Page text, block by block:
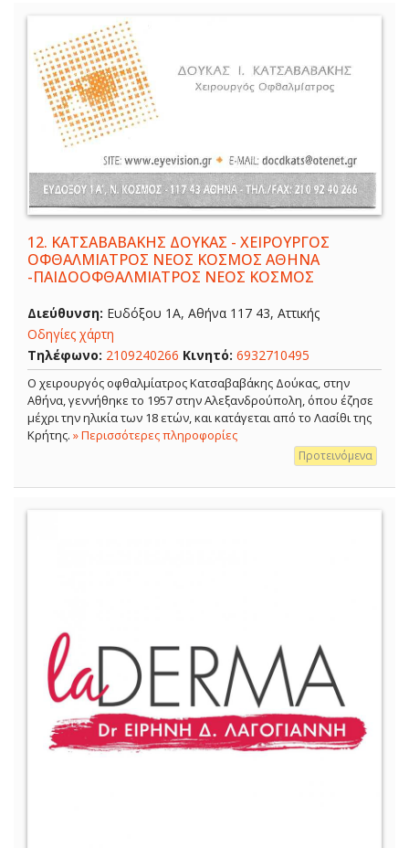
12. ΚΑΤΣΑΒΑΒΑΚΗΣ ΔΟΥΚΑΣ - ΧΕΙΡΟΥΡΓΟΣ
ΟΦΘΑΛΜΙΑΤΡΟΣ ΝΕΟΣ ΚΟΣΜΟΣ ΑΘΗΝΑ
-ΠΑΙΔΟΟΦΘΑΛΜΙΑΤΡΟΣ ΝΕΟΣ ΚΟΣΜΟΣ
Διεύθυνση: Ευδόξου 1Α, Αθήνα 117 43, Αττικής
Οδηγίες χάρτη
Τηλέφωνο: 2109240266 Κινητό: 6932710495
Ο χειρουργός οφθαλμίατρος Κατσαβαβάκης Δούκας, στην
Αθήνα, γεννήθηκε το 1957 στην Αλεξανδρούπολη, όπου έζησε
μέχρι την ηλικία των 18 ετών, και κατάγεται από το Λασίθι της
Κρήτης. » Περισσότερες πληροφορίες
Προτεινόμενα